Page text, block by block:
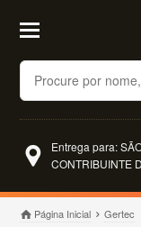
Buscar
Entrega para:
CONTRIBUINTE
Página Inicial Gertec